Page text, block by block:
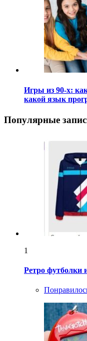
Игры из 90-х:
какой язык
Популярные
1
Ретро футболки